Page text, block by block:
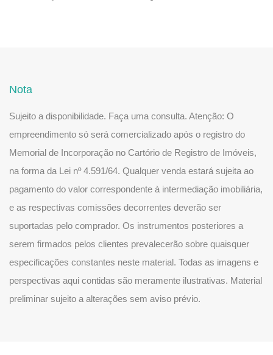
Nota
Sujeito a disponibilidade. Faça uma consulta. Atenção: O
empreendimento só será comercializado após o registro do
Memorial de Incorporação no Cartório de Registro de Imóveis,
na forma da Lei nº 4.591/64. Qualquer venda estará sujeita ao
pagamento do valor correspondente à intermediação imobiliária,
e as respectivas comissões decorrentes deverão ser
suportadas pelo comprador. Os instrumentos posteriores a
serem firmados pelos clientes prevalecerão sobre quaisquer
especificações constantes neste material. Todas as imagens e
perspectivas aqui contidas são meramente ilustrativas. Material
preliminar sujeito a alterações sem aviso prévio.